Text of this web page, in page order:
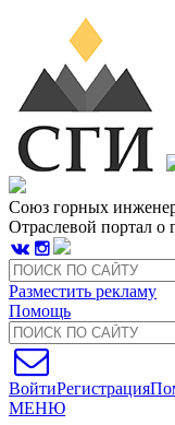
Союз горных
Отраслевой портал
Разместить рекламу
Помощь
ВойтиРегистрация
МЕНЮ